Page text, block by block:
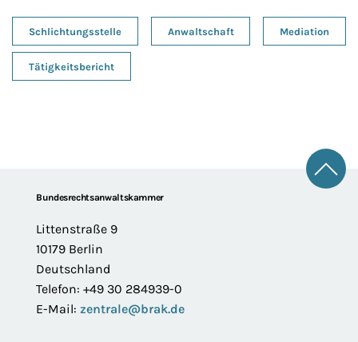
Schlichtungsstelle Anwaltschaft Mediation
Tätigkeitsbericht
FooterBundesrechtsanwaltskammer
Littenstraße 9
10179 Berlin
Deutschland
Telefon: +49 30 284939-0
E-Mail: zentrale@brak.de